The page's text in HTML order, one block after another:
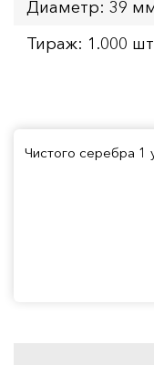
Диаметр: 39
Тираж: 1.000
Чистого серебра 1